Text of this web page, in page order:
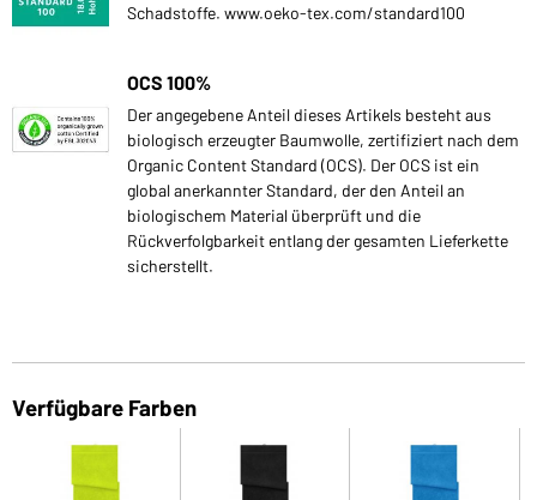
Schadstoffe. www.oeko-tex.com/standard100
OCS 100%
Der angegebene Anteil dieses Artikels besteht aus
biologisch erzeugter Baumwolle, zertifiziert nach dem
Organic Content Standard (OCS). Der OCS ist ein
global anerkannter Standard, der den Anteil an
biologischem Material überprüft und die
Rückverfolgbarkeit entlang der gesamten Lieferkette
sicherstellt.
Verfügbare Farben